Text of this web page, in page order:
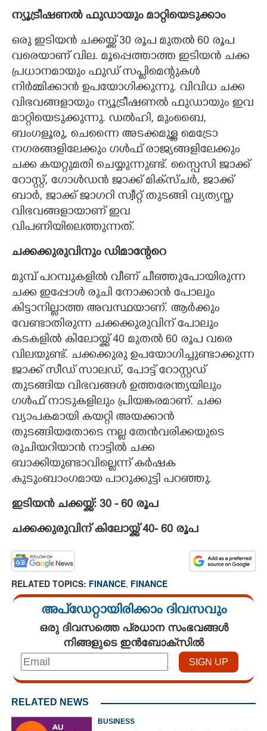
ന്യൂട്രീഷണൽ ഫുഡായും മാറ്റിയെടുക്കാം
ഒരു ഇടിയൻ ചക്കയ്ക്ക് 30 രൂപ മുതൽ 60 രൂപ
വരെയാണ് വില. മൂപ്പെത്താത്ത ഇടിയൻ ചക്ക
പ്രധാനമായും ഫുഡ് സപ്ലിമെന്റുകൾ
നിർമ്മിക്കാൻ ഉപയോഗിക്കുന്നു. വിവിധ ചക്ക
വിഭവങ്ങളായും ന്യൂട്രീഷണൽ ഫുഡായും ഇവ
മാറ്റിയെടുക്കുന്നു. ഡൽഹി, മുംബൈ,
ബംഗളൂരു, ചെന്നൈ അടക്കമുള്ള മെട്രോ
നഗരങ്ങളിലേക്കും ഗൾഫ് രാജ്യങ്ങളിലേക്കും
ചക്ക കയറ്റുമതി ചെയ്യുന്നുണ്ട്. സ്പൈസി ജാക്ക്
റോസ്റ്റ്, ഗോൾഡൻ ജാക്ക് മിക്സ്ചർ, ജാക്ക്
ബാർ, ജാക്ക് ജാഗറി സ്വീറ്റ് തുടങ്ങി വ്യത്യസ്ത
വിഭവങ്ങളായാണ് ഇവ
വിപണിയിലെത്തുന്നത്.
ചക്കക്കുരുവിനും ഡിമാന്റേറെ
മുമ്പ് പറമ്പുകളിൽ വീണ് ചീഞ്ഞുപോയിരുന്ന
ചക്ക ഇപ്പോൾ രുചി നോക്കാൻ പോലും
കിട്ടാനില്ലാത്ത അവസ്ഥയാണ്. ആർക്കും
വേണ്ടാതിരുന്ന ചക്കക്കുരുവിന് പോലും
കടകളിൽ കിലോയ്ക്ക് 40 മുതൽ 60 രൂപ വരെ
വിലയുണ്ട്. ചക്കക്കുരു ഉപയോഗിച്ചുണ്ടാക്കുന്ന
ജാക്ക് സീഡ് സാലഡ്, പോട്ട് റോസ്റ്റഡ്
തുടങ്ങിയ വിഭവങ്ങൾ ഉത്തരേന്ത്യയിലും
ഗൾഫ് നാടുകളിലും പ്രിയങ്കരമാണ്. ചക്ക
വ്യാപകമായി കയറ്റി അയക്കാൻ
തുടങ്ങിയതോടെ നല്ല തേൻവരിക്കയുടെ
രുചിയറിയാൻ നാട്ടിൽ ചക്ക
ബാക്കിയുണ്ടാവില്ലെന്ന് കർഷക
കുടുംബാംഗമായ പാറുക്കുട്ടി പറഞ്ഞു.
ഇടിയൻ ചക്കയ്ക്ക്: 30 - 60 രൂപ
ചക്കക്കുരുവിന് കിലോയ്ക്ക് 40- 60 രൂപ
RELATED TOPICS: FINANCE, FINANCE
അപ്ഡേറ്റായിരിക്കാം ദിവസവും
ഒരു ദിവസത്തെ പ്രധാന സംഭവങ്ങൾ
നിങ്ങളുടെ ഇൻബോക്സിൽ
RELATED NEWS
BUSINESS